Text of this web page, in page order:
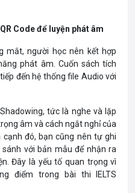
Code để luyện phát âm
mắt, người học nên kết hợp
phát âm. Cuốn sách tích
đến hệ thống file Audio với
tức là nghe và lặp
âm và cách ngắt nghỉ của
đó, bạn cũng nên tự ghi
với bản mẫu để nhận ra
Đây là yếu tố quan trọng vì
điểm trong bài thi IELTS